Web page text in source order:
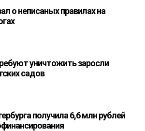
о неписаных правилах на
уничтожить заросли
садов
получила 6,6 млн рублей